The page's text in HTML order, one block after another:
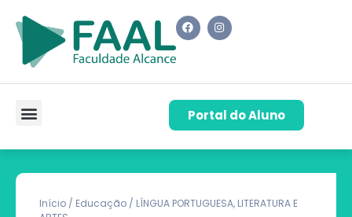
Portal do Aluno
Início / Educação / LÍNGUA PORTUGUESA, LITERATURA E